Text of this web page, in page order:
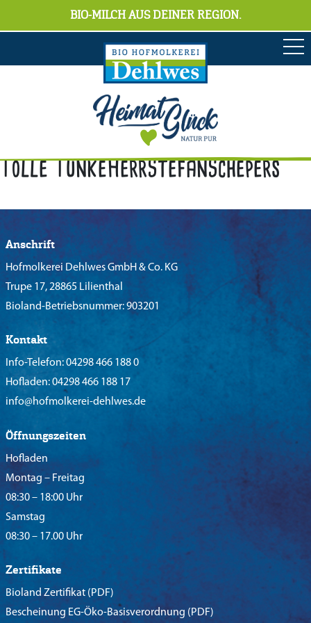
BIO-MILCH AUS DEINER REGION.
Tolle TunkeHerrStefanSchepers
Anschrift
Hofmolkerei Dehlwes GmbH & Co. KG
Trupe 17, 28865 Lilienthal
Bioland-Betriebsnummer: 903201
Kontakt
Info-Telefon:04298 466 188 0
Hofladen:04298 466 188 17
info@hofmolkerei-dehlwes.de
Öffnungszeiten
Hofladen
Montag – Freitag
08:30 – 18:00 Uhr
Samstag
08:30 – 17.00 Uhr
Zertifikate
Bioland Zertifikat (PDF)
Bescheinung EG-Öko-Basisverordnung (PDF)